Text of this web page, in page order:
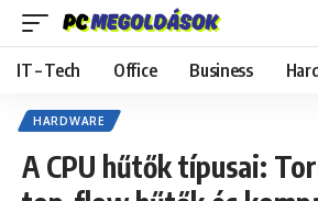
IT – Tech Office Business
HARDWARE
A CPU hűtők típusai: